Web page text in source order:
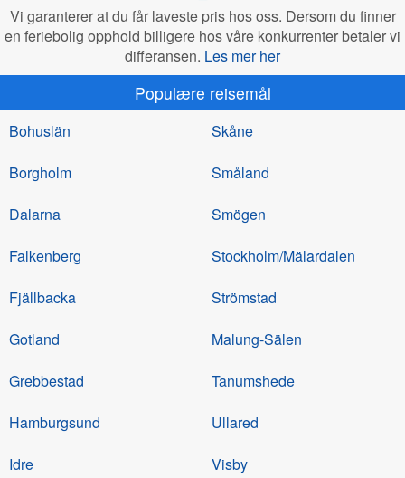
Vi garanterer at du får laveste pris hos oss. Dersom du finner
en feriebolig opphold billigere hos våre konkurrenter betaler vi
differansen. Les mer her
Populære reisemål
Bohuslän
Borgholm
Dalarna
Falkenberg
Fjällbacka
Gotland
Grebbestad
Hamburgsund
Idre
Skåne
Småland
Smögen
Stockholm/Mälardalen
Strömstad
Malung-Sälen
Tanumshede
Ullared
Visby